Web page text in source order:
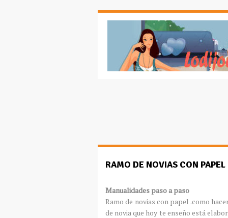
RAMO DE NOVIAS CON PAPEL
Manualidades paso a paso
Ramo de novias con papel .como
de novia que hoy te enseño está